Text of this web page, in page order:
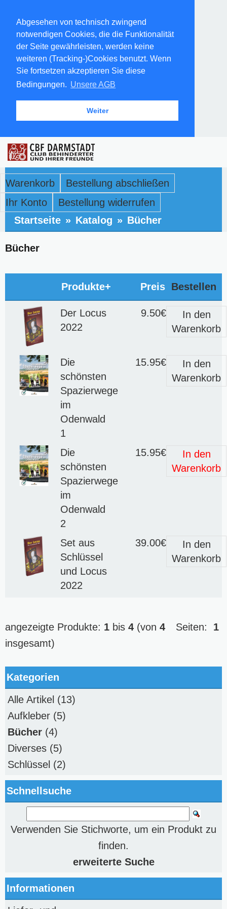
Abgesehen von technisch zwingend
notwendigen Cookies, die die Funktionalität
der Seite gewährleisten, werden keine
weiteren (Tracking-)Cookies benutzt. Wenn
Sie fortsetzen akzeptieren Sie diese
Bedingungen. Unsere AGB
Weiter
Warenkorb
Bestellung abschließen
Ihr Konto
Bestellung widerrufen
Startseite » Katalog » Bücher
Bücher
Produkte+ Preis Bestellen
Der Locus
2022
9.50€
In den
Warenkorb
Die
schönsten
Spazierwege
im
Odenwald
1
15.95€
In den
Warenkorb
Die
schönsten
Spazierwege
im
Odenwald
2
15.95€
In den
Warenkorb
Set aus
Schlüssel
und Locus
2022
39.00€
In den
Warenkorb
Seiten: 1
angezeigte Produkte: 1 bis 4 (von 4
insgesamt)
Kategorien
Alle Artikel (13)
Aufkleber (5)
Bücher (4)
Diverses (5)
Schlüssel (2)
Schnellsuche
Verwenden Sie Stichworte, um ein Produkt zu
finden.
erweiterte Suche
Informationen